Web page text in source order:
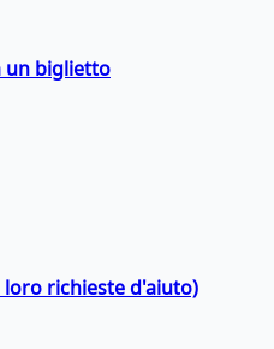
un biglietto
loro richieste d'aiuto)